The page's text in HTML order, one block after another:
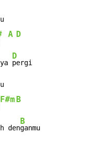
A D
D
pergi
F#m B
den
B
ganmu